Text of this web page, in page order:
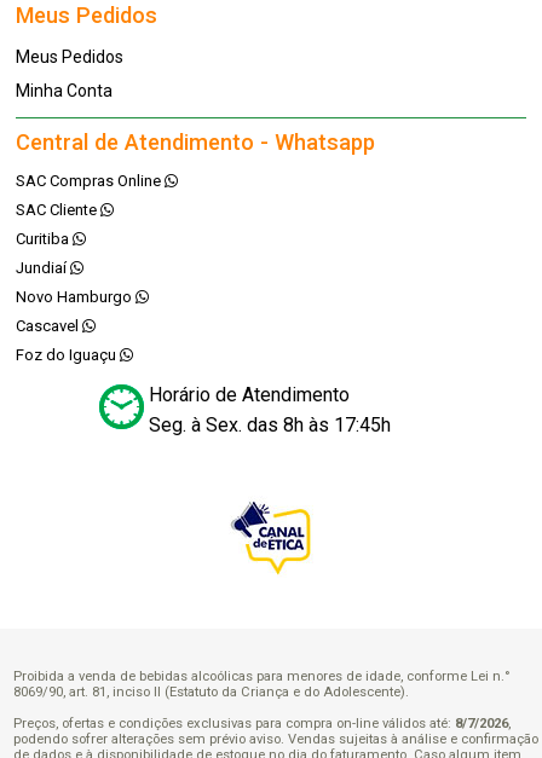
Meus Pedidos
Meus Pedidos
Minha Conta
Central de Atendimento - Whatsapp
SAC Compras Online
SAC Cliente
Curitiba
Jundiaí
Novo Hamburgo
Cascavel
Foz do Iguaçu
Horário de Atendimento
Seg. à Sex. das 8h às 17:45h
Proibida a venda de bebidas alcoólicas para menores de idade, conforme Lei n.°
8069/90, art. 81, inciso II (Estatuto da Criança e do Adolescente).
Preços, ofertas e condições exclusivas para compra on-line válidos até: 8/7/2026,
podendo sofrer alterações sem prévio aviso. Vendas sujeitas à análise e confirmação